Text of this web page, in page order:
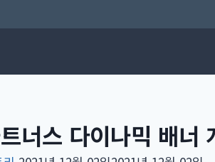
너스 다이나믹 배너